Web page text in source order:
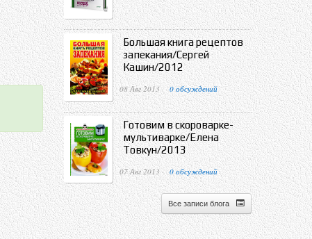
Большая книга рецептов
запекания/Сергей
Кашин/2012
08 Авг 2013 · 0 обсуждений
Готовим в скороварке-
мультиварке/Елена
Товкун/2013
07 Авг 2013 · 0 обсуждений
Все записи блога